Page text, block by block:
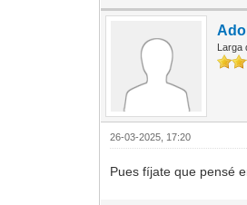
Larga
26-03-2025, 17:20
Pues fíjate que pensé